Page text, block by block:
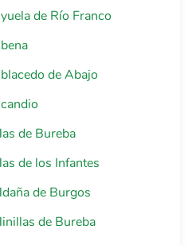
de Río Franco
de Abajo
de Bureba
de los Infantes
de Burgos
de Bureba